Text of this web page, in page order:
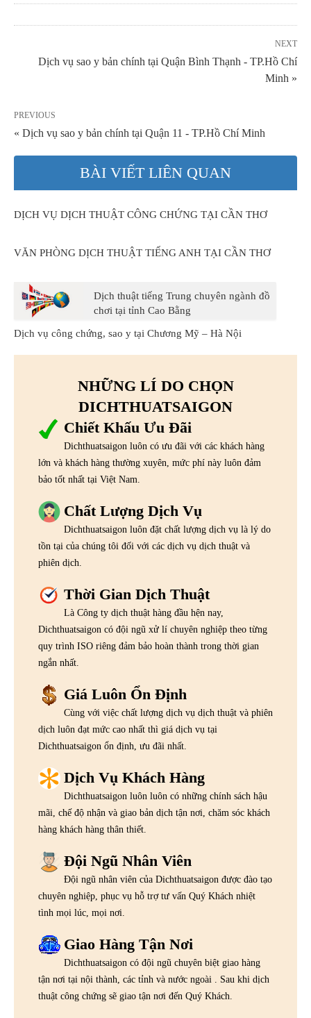
NEXT
Dịch vụ sao y bản chính tại Quận Bình Thạnh - TP.Hồ Chí
Minh »
PREVIOUS
« Dịch vụ sao y bản chính tại Quận 11 - TP.Hồ Chí Minh
BÀI VIẾT LIÊN QUAN
DỊCH VỤ DỊCH THUẬT CÔNG CHỨNG TẠI CẦN THƠ
VĂN PHÒNG DỊCH THUẬT TIẾNG ANH TẠI CẦN THƠ
Dịch thuật tiếng Trung chuyên ngành đồ
chơi tại tỉnh Cao Bằng
Dịch vụ công chứng, sao y tại Chương Mỹ – Hà Nội
NHỮNG LÍ DO CHỌN
DICHTHUATSAIGON
Chiết Khấu Ưu Đãi
Dichthuatsaigon luôn có ưu đãi với các khách hàng
lớn và khách hàng thường xuyên, mức phí này luôn đảm
bảo tốt nhất tại Việt Nam.
Chất Lượng Dịch Vụ
Dichthuatsaigon luôn đặt chất lượng dịch vụ là lý do
tồn tại của chúng tôi đối với các dịch vụ dịch thuật và
phiên dịch.
Thời Gian Dịch Thuật
Là Công ty dịch thuật hàng đầu hện nay,
Dichthuatsaigon có đội ngũ xử lí chuyên nghiệp theo từng
quy trình ISO riêng đảm bảo hoàn thành trong thời gian
ngắn nhất.
Giá Luôn Ổn Định
Cùng với việc chất lượng dịch vụ dịch thuật và phiên
dịch luôn đạt mức cao nhất thì giá dịch vụ tại
Dichthuatsaigon ổn định, ưu đãi nhất.
Dịch Vụ Khách Hàng
Dichthuatsaigon luôn luôn có những chính sách hậu
mãi, chế độ nhận và giao bản dịch tận nơi, chăm sóc khách
hàng khách hàng thân thiết.
Đội Ngũ Nhân Viên
Đội ngũ nhân viên của Dichthuatsaigon được đào tạo
chuyên nghiệp, phục vụ hỗ trợ tư vấn Quý Khách nhiệt
tình mọi lúc, mọi nơi.
Giao Hàng Tận Nơi
Dichthuatsaigon có đội ngũ chuyên biệt giao hàng
tận nơi tại nội thành, các tỉnh và nước ngoài . Sau khi dịch
thuật công chứng sẽ giao tận nơi đến Quý Khách.